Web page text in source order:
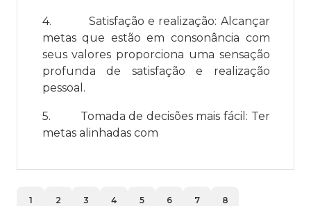
4.
Satisfação e realização: Alcançar
metas que estão em consonância com
seus valores proporciona uma sensação
profunda de satisfação e realização
pessoal.
5.
Tomada de decisões mais fácil: Ter
metas alinhadas com
1 2 3 4 5 6 7 8